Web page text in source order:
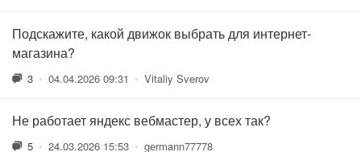
Подскажите, какой движок выбрать для интернет-
магазина?
3 • 04.04.2026 09:31 • Vitaliy Sverov
Не работает яндекс вебмастер, у всех так?
5 • 24.03.2026 15:53 • germann77778